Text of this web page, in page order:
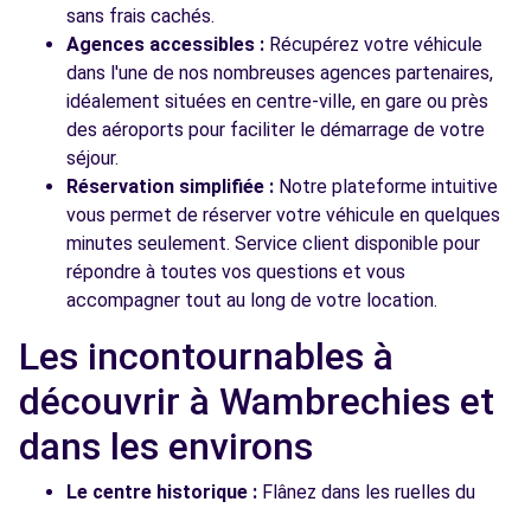
sans frais cachés.
Agences accessibles : Récupérez votre véhicule
dans l'une de nos nombreuses agences partenaires,
idéalement situées en centre-ville, en gare ou près
des aéroports pour faciliter le démarrage de votre
séjour.
Réservation simplifiée : Notre plateforme intuitive
vous permet de réserver votre véhicule en quelques
minutes seulement. Service client disponible pour
répondre à toutes vos questions et vous
accompagner tout au long de votre location.
Les incontournables à
découvrir à Wambrechies et
dans les environs
Le centre historique : Flânez dans les ruelles du